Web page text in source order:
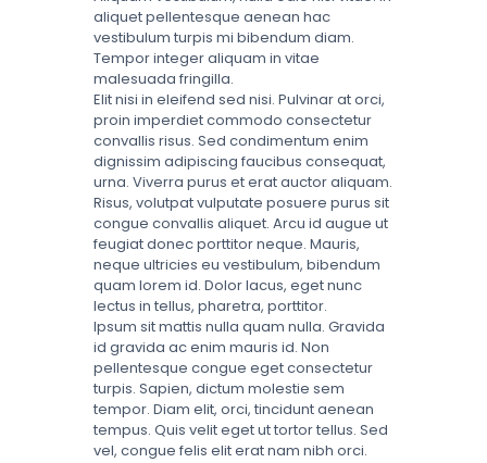
aliquet pellentesque aenean hac
vestibulum turpis mi bibendum diam.
Tempor integer aliquam in vitae
malesuada fringilla.
Elit nisi in eleifend sed nisi. Pulvinar at orci,
proin imperdiet commodo consectetur
convallis risus. Sed condimentum enim
dignissim adipiscing faucibus consequat,
urna. Viverra purus et erat auctor aliquam.
Risus, volutpat vulputate posuere purus sit
congue convallis aliquet. Arcu id augue ut
feugiat donec porttitor neque. Mauris,
neque ultricies eu vestibulum, bibendum
quam lorem id. Dolor lacus, eget nunc
lectus in tellus, pharetra, porttitor.
Ipsum sit mattis nulla quam nulla. Gravida
id gravida ac enim mauris id. Non
pellentesque congue eget consectetur
turpis. Sapien, dictum molestie sem
tempor. Diam elit, orci, tincidunt aenean
tempus. Quis velit eget ut tortor tellus. Sed
vel, congue felis elit erat nam nibh orci.